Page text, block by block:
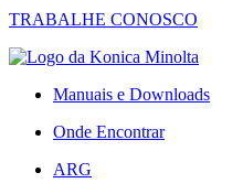
TRABALHE CONOSCO
Manuais e Downloads
Onde Encontrar
ARG